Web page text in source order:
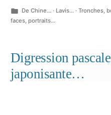
Publié
dans
De Chine... · Lavis... · Tronches,
faces, portraits...
Digression
japonisante…